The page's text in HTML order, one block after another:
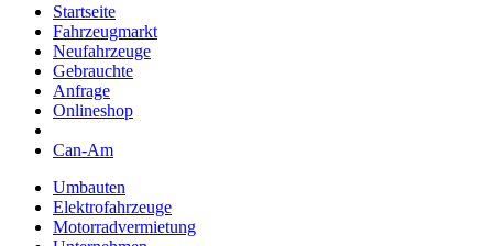
Startseite
Fahrzeugmarkt
Neufahrzeuge
Gebrauchte
Anfrage
Onlineshop
Can-Am
Umbauten
Elektrofahrzeuge
Motorradvermietung